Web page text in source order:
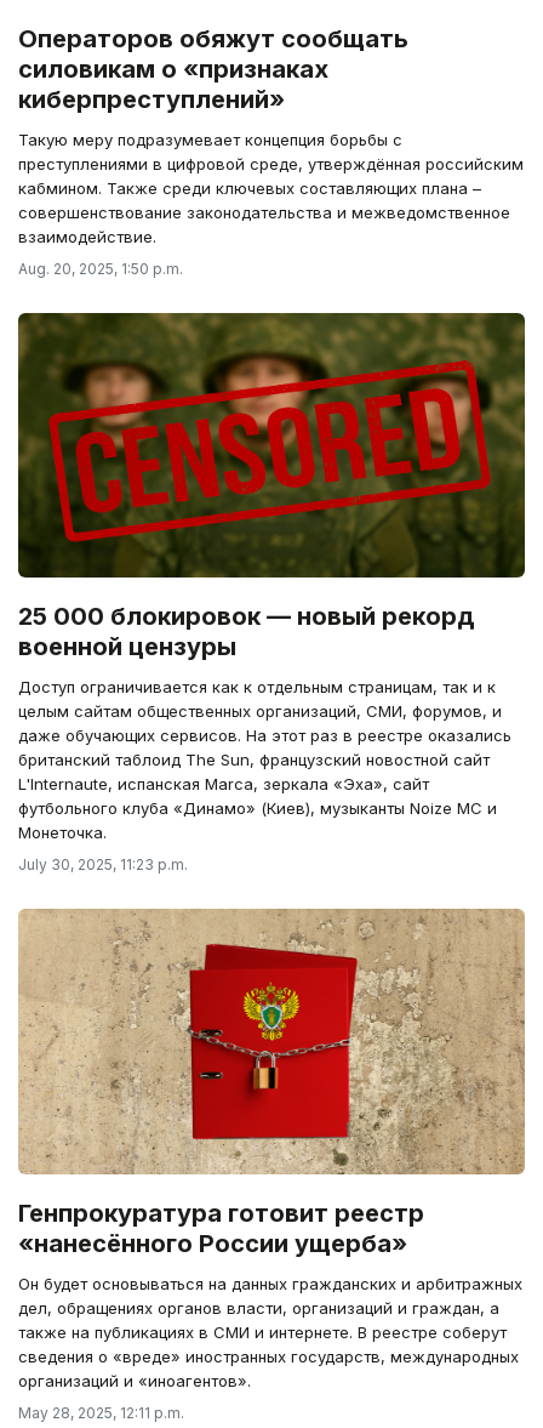
Операторов обяжут сообщать
силовикам о «признаках
киберпреступлений»
Такую меру подразумевает концепция борьбы с
преступлениями в цифровой среде, утверждённая российским
кабмином. Также среди ключевых составляющих плана –
совершенствование законодательства и межведомственное
взаимодействие.
Aug. 20, 2025, 1:50 p.m.
25 000 блокировок — новый рекорд
военной цензуры
Доступ ограничивается как к отдельным страницам, так и к
целым сайтам общественных организаций, СМИ, форумов, и
даже обучающих сервисов. На этот раз в реестре оказались
британский таблоид The Sun, французский новостной сайт
L'Internaute, испанская Marca, зеркала «Эха», сайт
футбольного клуба «Динамо» (Киев), музыканты Noize MC и
Монеточка.
July 30, 2025, 11:23 p.m.
Генпрокуратура готовит реестр
«нанесённого России ущерба»
Он будет основываться на данных гражданских и арбитражных
дел, обращениях органов власти, организаций и граждан, а
также на публикациях в СМИ и интернете. В реестре соберут
сведения о «вреде» иностранных государств, международных
организаций и «иноагентов».
May 28, 2025, 12:11 p.m.